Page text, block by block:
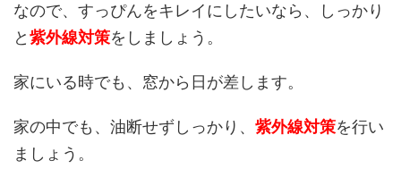
なので、すっぴんをキレイにしたいなら、しっかり
と紫外線対策をしましょう。
家にいる時でも、窓から日が差します。
家の中でも、油断せずしっかり、 紫外線対策を行い
ましょう。